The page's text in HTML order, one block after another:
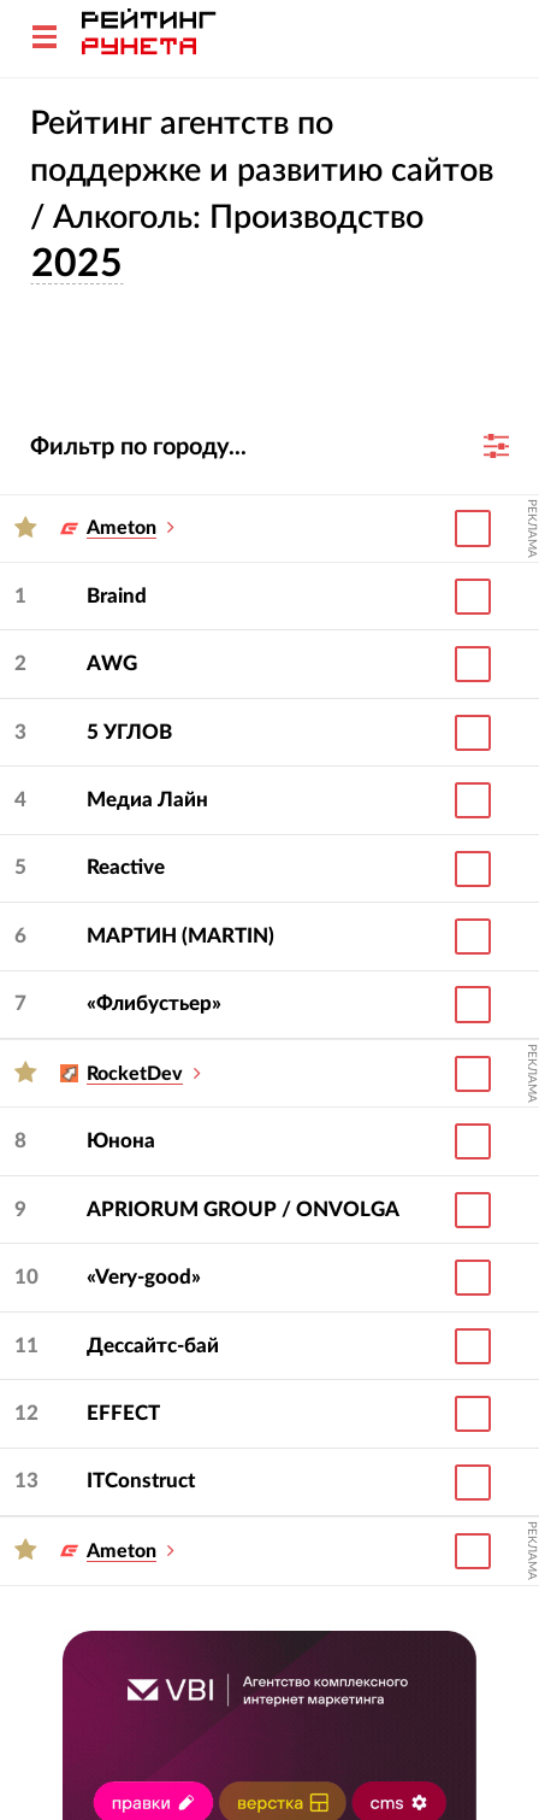
Рейтинг агентств по
поддержке и развитию сайтов
/ Алкоголь: Производство
2025
Фильтр по городу...
Ameton РЕКЛАМА
1 Braind
2 AWG
3 5 УГЛОВ
4 Медиа Лайн
5 Reactive
6 МАРТИН (MARTIN)
7 «Флибустьер»
RocketDev РЕКЛАМА
8 Юнона
9 APRIORUM GROUP / ONVOLGA
10 «Very-good»
11 Дессайтс-бай
12 EFFECT
13 ITConstruct
Ameton РЕКЛАМА